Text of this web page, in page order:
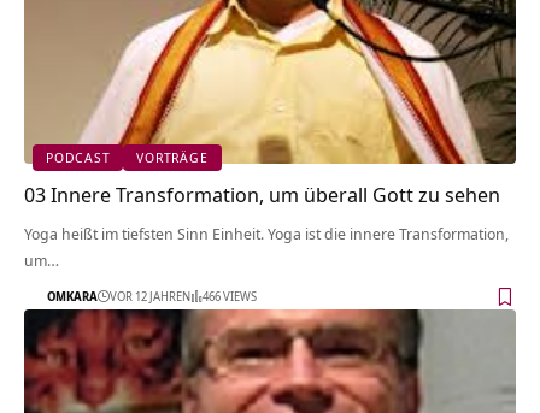
PODCAST VORTRÄGE
03 Innere Transformation, um überall Gott zu sehen
Yoga heißt im tiefsten Sinn Einheit. Yoga ist die innere Transformation,
um…
OMKARA VOR 12 JAHREN 466 VIEWS